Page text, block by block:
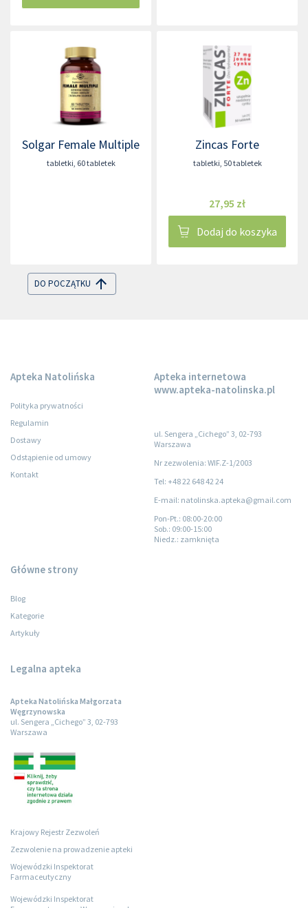
Solgar Female Multiple
tabletki, 60 tabletek
Zincas Forte
tabletki, 50 tabletek
27,95 zł
Dodaj do koszyka
DO POCZĄTKU
Apteka Natolińska
Polityka prywatności
Regulamin
Dostawy
Odstąpienie od umowy
Kontakt
Apteka internetowa
www.apteka-natolinska.pl
ul. Sengera „Cichego” 3, 02-793
Warszawa
Nr zezwolenia: WIF.Z-1/2003
Tel: +48 22 648 42 24
E-mail: natolinska.apteka@gmail.com
Pon-Pt.: 08:00-20:00
Sob.: 09:00-15:00
Niedz.: zamknięta
Główne strony
Blog
Kategorie
Artykuły
Legalna apteka
Apteka Natolińska Małgorzata
Węgrzynowska
ul. Sengera „Cichego” 3, 02-793
Warszawa
Krajowy Rejestr Zezwoleń
Zezwolenie na prowadzenie apteki
Wojewódzki Inspektorat
Farmaceutyczny
Wojewódzki Inspektorat